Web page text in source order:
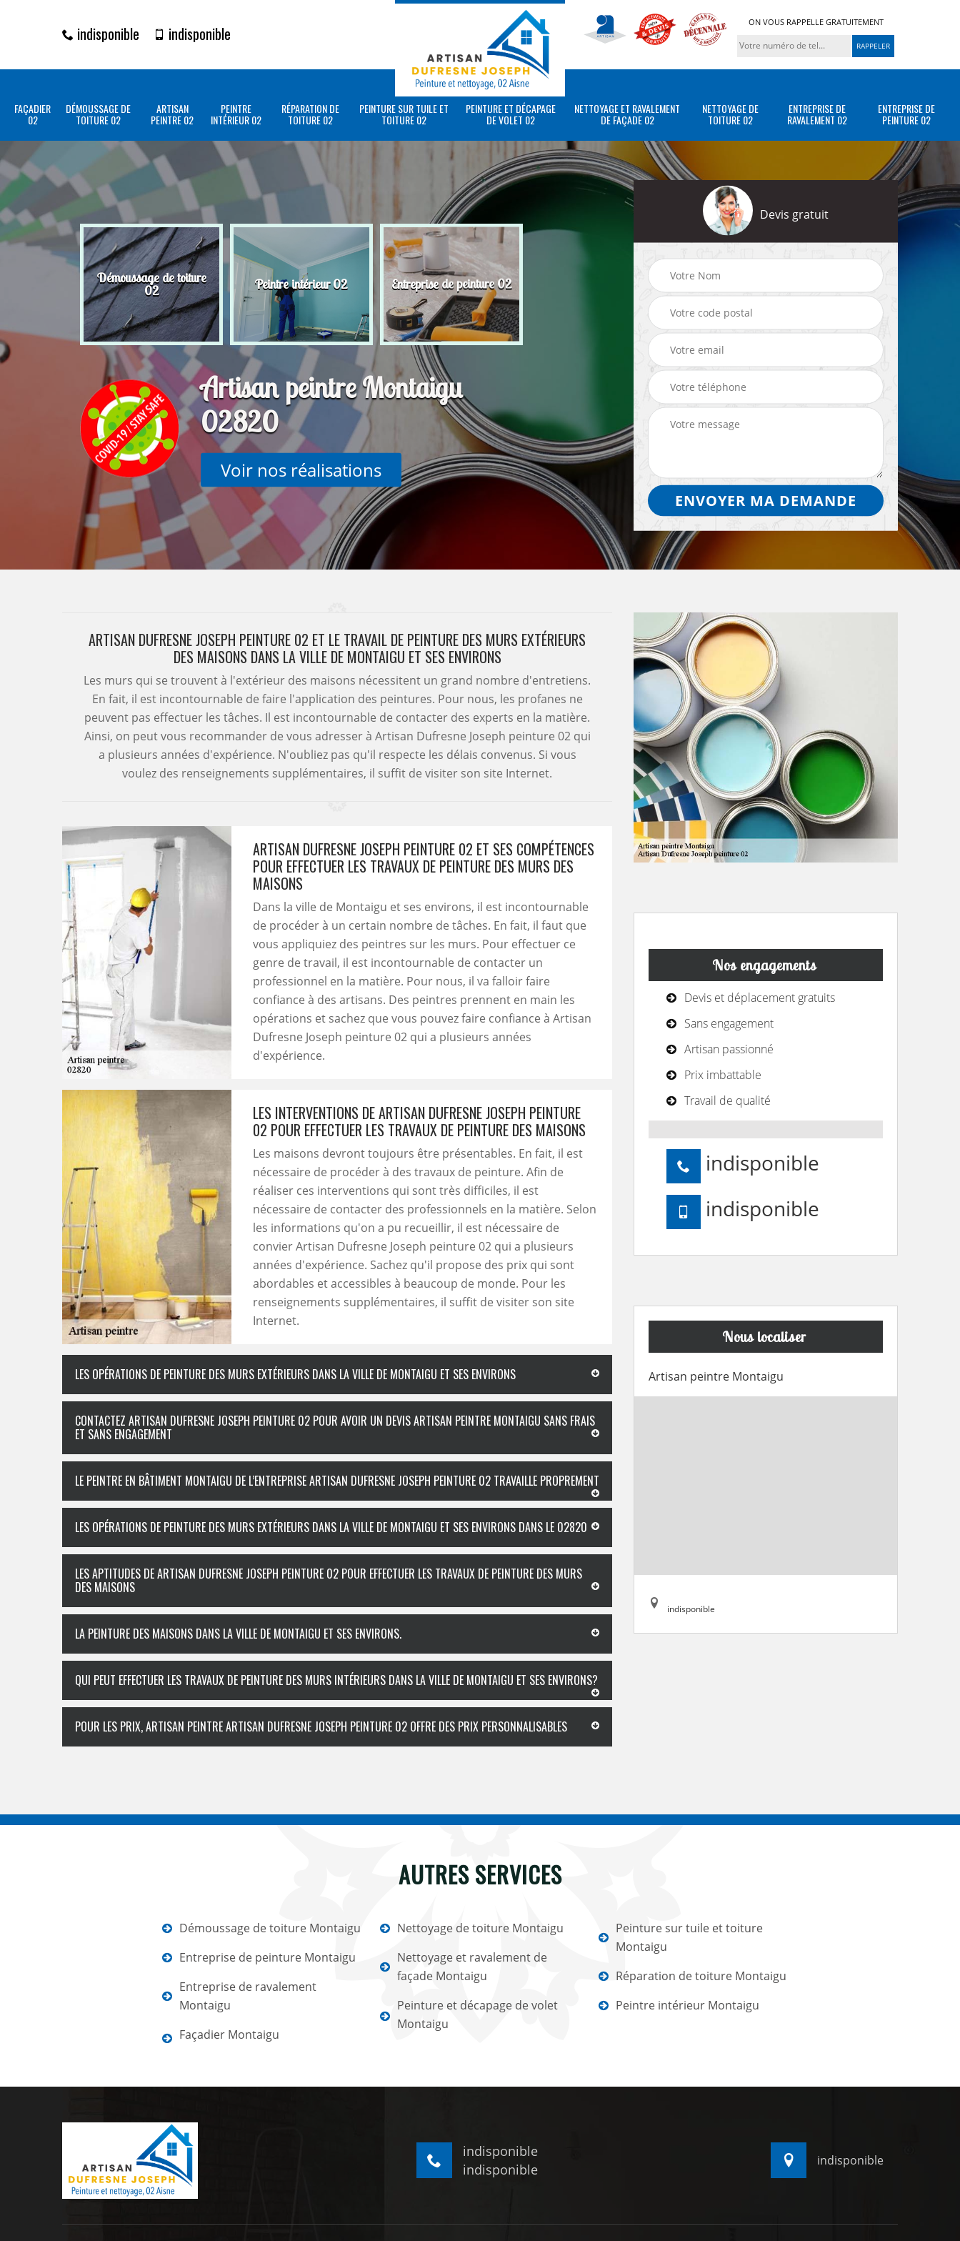
indisponible indisponible
ON VOUS RAPPELLE GRATUITEMENT
FAÇADIER
02
DÉMOUSSAGE DE
TOITURE 02
ARTISAN
PEINTRE 02
PEINTRE
INTÉRIEUR 02
RÉPARATION DE
TOITURE 02
PEINTURE SUR TUILE ET
TOITURE 02
PEINTURE ET DÉCAPAGE
DE VOLET 02
NETTOYAGE ET RAVALEMENT
DE FAÇADE 02
NETTOYAGE DE
TOITURE 02
ENTREPRISE DE
RAVALEMENT 02
ENTREPRISE DE
PEINTURE 02
Démoussage de toiture
02 Peintre intérieur 02 Entreprise de peinture 02
Artisan peintre Montaigu
02820
Voir nos réalisations
Devis gratuit
ARTISAN DUFRESNE JOSEPH PEINTURE 02 ET LE TRAVAIL DE PEINTURE DES MURS EXTÉRIEURS
DES MAISONS DANS LA VILLE DE MONTAIGU ET SES ENVIRONS
Les murs qui se trouvent à l'extérieur des maisons nécessitent un grand nombre d'entretiens.
En fait, il est incontournable de faire l'application des peintures. Pour nous, les profanes ne
peuvent pas effectuer les tâches. Il est incontournable de contacter des experts en la matière.
Ainsi, on peut vous recommander de vous adresser à Artisan Dufresne Joseph peinture 02 qui
a plusieurs années d'expérience. N'oubliez pas qu'il respecte les délais convenus. Si vous
voulez des renseignements supplémentaires, il suffit de visiter son site Internet.
ARTISAN DUFRESNE JOSEPH PEINTURE 02 ET SES COMPÉTENCES
POUR EFFECTUER LES TRAVAUX DE PEINTURE DES MURS DES
MAISONS
Dans la ville de Montaigu et ses environs, il est incontournable
de procéder à un certain nombre de tâches. En fait, il faut que
vous appliquiez des peintres sur les murs. Pour effectuer ce
genre de travail, il est incontournable de contacter un
professionnel en la matière. Pour nous, il va falloir faire
confiance à des artisans. Des peintres prennent en main les
opérations et sachez que vous pouvez faire confiance à Artisan
Dufresne Joseph peinture 02 qui a plusieurs années
d'expérience.
LES INTERVENTIONS DE ARTISAN DUFRESNE JOSEPH PEINTURE
02 POUR EFFECTUER LES TRAVAUX DE PEINTURE DES MAISONS
Les maisons devront toujours être présentables. En fait, il est
nécessaire de procéder à des travaux de peinture. Afin de
réaliser ces interventions qui sont très difficiles, il est
nécessaire de contacter des professionnels en la matière. Selon
les informations qu'on a pu recueillir, il est nécessaire de
convier Artisan Dufresne Joseph peinture 02 qui a plusieurs
années d'expérience. Sachez qu'il propose des prix qui sont
abordables et accessibles à beaucoup de monde. Pour les
renseignements supplémentaires, il suffit de visiter son site
Internet.
LES OPÉRATIONS DE PEINTURE DES MURS EXTÉRIEURS DANS LA VILLE DE MONTAIGU ET SES ENVIRONS
CONTACTEZ ARTISAN DUFRESNE JOSEPH PEINTURE 02 POUR AVOIR UN DEVIS ARTISAN PEINTRE MONTAIGU SANS FRAIS
ET SANS ENGAGEMENT
LE PEINTRE EN BÂTIMENT MONTAIGU DE L’ENTREPRISE ARTISAN DUFRESNE JOSEPH PEINTURE 02 TRAVAILLE PROPREMENT
LES OPÉRATIONS DE PEINTURE DES MURS EXTÉRIEURS DANS LA VILLE DE MONTAIGU ET SES ENVIRONS DANS LE 02820
LES APTITUDES DE ARTISAN DUFRESNE JOSEPH PEINTURE 02 POUR EFFECTUER LES TRAVAUX DE PEINTURE DES MURS
DES MAISONS
LA PEINTURE DES MAISONS DANS LA VILLE DE MONTAIGU ET SES ENVIRONS.
QUI PEUT EFFECTUER LES TRAVAUX DE PEINTURE DES MURS INTÉRIEURS DANS LA VILLE DE MONTAIGU ET SES ENVIRONS?
POUR LES PRIX, ARTISAN PEINTRE ARTISAN DUFRESNE JOSEPH PEINTURE 02 OFFRE DES PRIX PERSONNALISABLES
Nos engagements
Devis et déplacement gratuits
Sans engagement
Artisan passionné
Prix imbattable
Travail de qualité
indisponible
indisponible
Nous localiser
Artisan peintre Montaigu
indisponible
AUTRES SERVICES
Démoussage de toiture Montaigu
Entreprise de peinture Montaigu
Entreprise de ravalement
Montaigu
Façadier Montaigu
Nettoyage de toiture Montaigu
Nettoyage et ravalement de
façade Montaigu
Peinture et décapage de volet
Montaigu
Peinture sur tuile et toiture
Montaigu
Réparation de toiture Montaigu
Peintre intérieur Montaigu
indisponible
indisponible
indisponible